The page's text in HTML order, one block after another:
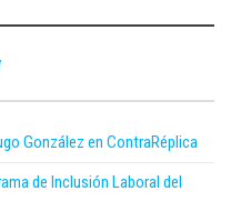
González en ContraRéplica
de Inclusión Laboral del